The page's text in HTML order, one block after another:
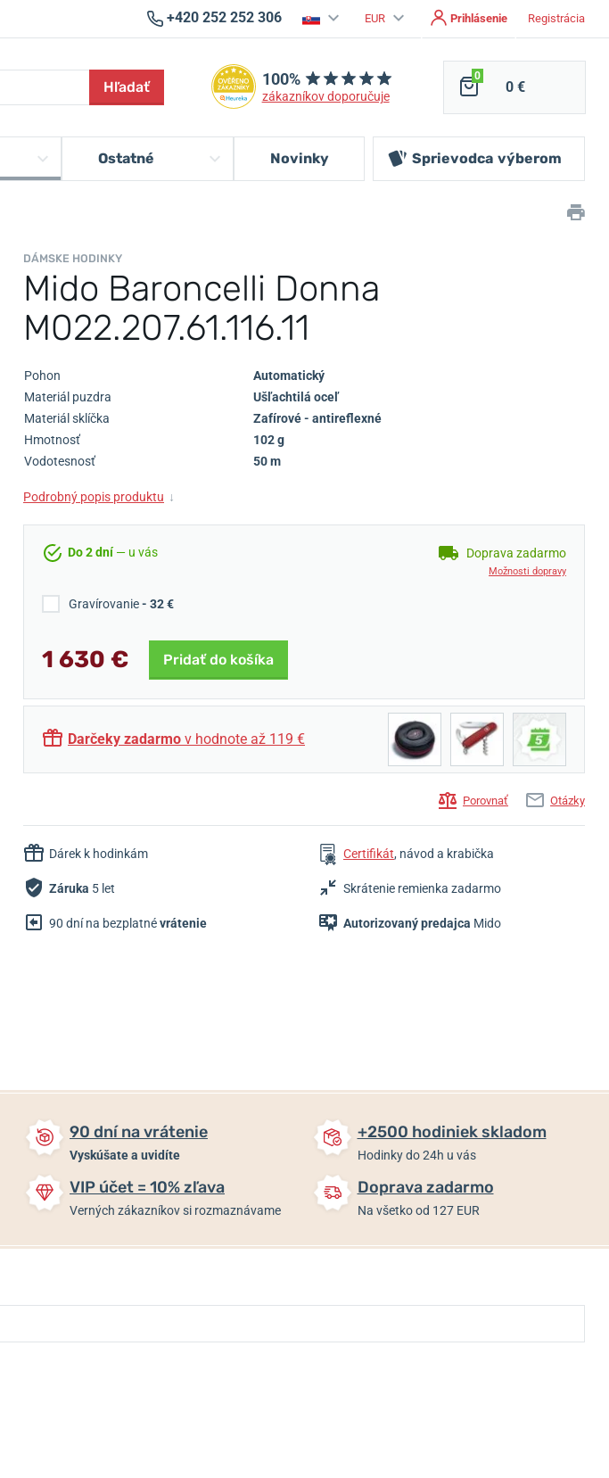
+420 252 252 306 EUR Prihlásenie Registrácia
Hľadať 100%
zákazníkov doporučuje
0
0 €
Ostatné Novinky Sprievodca výberom
DÁMSKE HODINKY
Mido Baroncelli Donna
M022.207.61.116.11
Pohon
Automatický
Materiál puzdra
Ušľachtilá oceľ
Materiál sklíčka
Zafírové - antireflexné
Hmotnosť
102 g
Vodotesnosť
50 m
Podrobný popis produktu ↓
Do 2 dní— u vás Doprava zadarmo
Možnosti dopravy
Gravírovanie- 32 €
1 630 € Pridať do košíka
Darčeky zadarmo v hodnote až 119 €
Porovnať Otázky
Dárek k hodinkám Certifikát, návod a krabička
Záruka 5 let Skrátenie remienka zadarmo
90 dní na bezplatnévrátenie Autorizovaný predajca Mido
1 445 € 2 276 €
90 dní na vrátenie
Vyskúšate a uvidíte
+2500 hodiniek skladom
Hodinky do 24h u vás
VIP účet = 10% zľava
Verných zákazníkov si rozmaznávame
Doprava zadarmo
Na všetko od 127 EUR